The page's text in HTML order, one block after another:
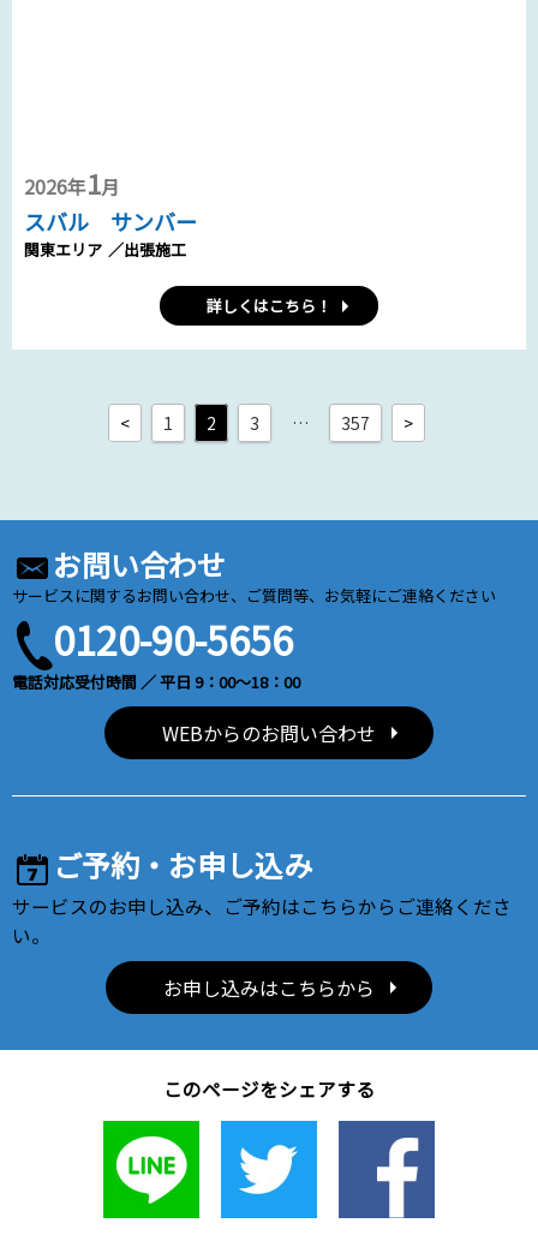
2026年1月
スバル サンバー
関東エリア ／出張施工
詳しくはこちら！
< 1 2 3 … 357 >
お問い合わせ
サービスに関するお問い合わせ、ご質問等、お気軽にご連絡ください
0120-90-5656
電話対応受付時間 ／ 平日 9：00～18：00
WEBからのお問い合わせ
ご予約・お申し込み
サービスのお申し込み、ご予約はこちらからご連絡くださ
い。
お申し込みはこちらから
このページをシェアする